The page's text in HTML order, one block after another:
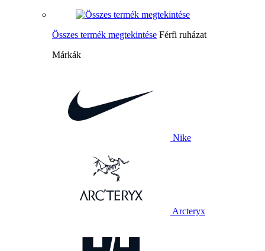
Összes termék megtekintése Férfi ruházat
Márkák
Nike
Arcteryx